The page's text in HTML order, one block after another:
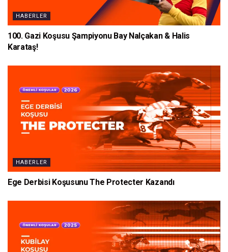
HABERLER
100. Gazi Koşusu Şampiyonu Bay Nalçakan & Halis
Karataş!
HABERLER
Ege Derbisi Koşusunu The Protecter Kazandı